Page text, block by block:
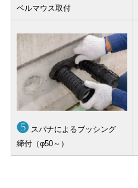
ベルマウス取付
❺スパナによるブッシング
締付（φ50～）